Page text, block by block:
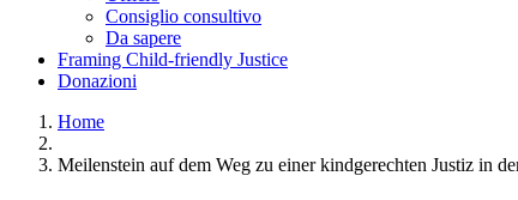
Consiglio consultivo
Da sapere
Framing Child-friendly Justice
Donazioni
Home
Meilenstein auf dem Weg zu einer kindgerechten Justiz in